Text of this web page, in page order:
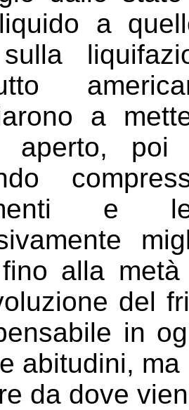
a
sulla
a
aperto, poi
e
alla
del
in
abitudini,
da dove